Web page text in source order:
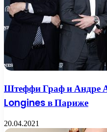
Штеффи Граф и Андре
Longines в Париже
20.04.2021